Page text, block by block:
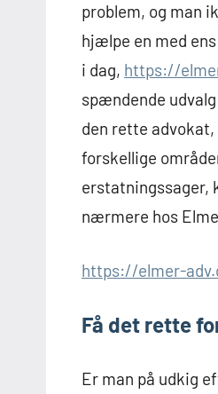
problem, og man
hjælpe en med
i dag, https://
spændende
den rette
forskellige
erstatningssager,
nærmere hos
https://elmer-
Få det rette
Er man på udkig